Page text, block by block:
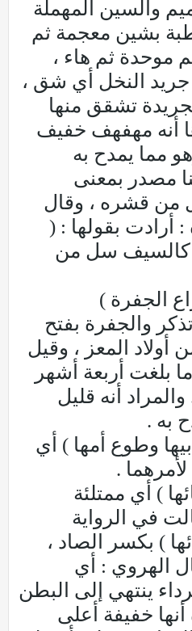
والسين المهملة
بشين معجمة ثم
موحدة ثم هاء ،
النخل أي شق ،
تشقق منها
أنه مهفهف خفيف
مما يمدح به
مصدر بمعنى
من قشره ، وقال
: أرادت بقولها : (
كالسيف سل من
الجفرة )
والجفرة بفتح
أولاد المعز ، وقيل
بلغت أربعة أشهر
أنه قليل
به .
وطوع أمها ) أي
.
) أي ممتلئة
في الرواية
) بكسر الصاد ،
الهروي : أي
ينتهي إلى البطن
خفيفة أعلى